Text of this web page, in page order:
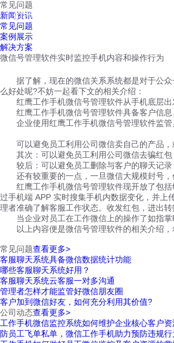
红鹰工作手机
常见问题
新闻资讯
常见问题
案例展示
解决方案
微信号管理软件实时监控手机内容和操作行为
据了解，现在的微信关系系统都是对于公众
么好处呢?不妨一起看下文的相关介绍：
红鹰工作手机微信号管理软件从手机底层出
红鹰工作手机微信号管理软件具备客户信息
企业使用红鹰工作手机微信号管理软件监管
可以避免员工利用公司微信卖自己的产品，
其次：可以避免员工利用公司微信去骗红包
较后：可以避免员工删除与客户的聊天记录
还有较重要的一点，一旦微信大规模封号，
红鹰工作手机微信号管理软件现开放了包括
过手机端 APP 实时搜集手机内数据变化，并上
理者准确了解客服工作状态。收发红包，进出
当企业对员工在工作微信上的操作了如指掌
以上内容便是微信号管理软件的相关介绍，
常见问题查看更多>
客服聊天系统具备微信数据统计功能
哪些客服聊天系统好用？
客服聊天系统云客服一对多沟通
管理者怎样才能监管好微信朋友圈
客户加到微信好友，如何充分利用其价值?
公司动态查看更多>
工作手机微信监控系统如何维护企业核心客户资
防员工飞单私单，微信工作手机助力预防违规行